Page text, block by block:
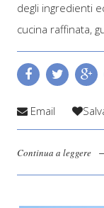
degli ingredienti
cucina raffinata,
Email
Continua a leggere